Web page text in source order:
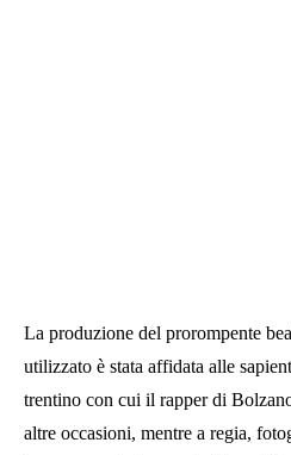
La produzione del prorompente
utilizzato è stata affidata alle
trentino con cui il rapper di
altre occasioni, mentre a regia,